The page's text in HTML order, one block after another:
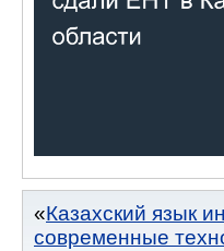
Казахский язык
современные